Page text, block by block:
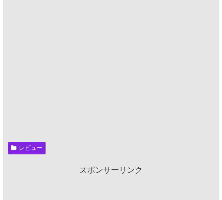
レビュー
スポンサーリンク